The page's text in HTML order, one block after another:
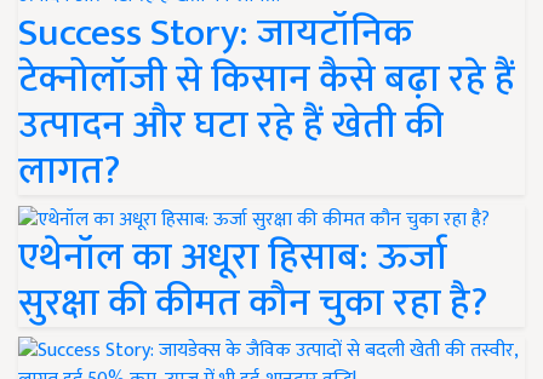
Success Story: जायटॉनिक
टेक्नोलॉजी से किसान कैसे बढ़ा रहे हैं
उत्पादन और घटा रहे हैं खेती की
लागत?
एथेनॉल का अधूरा हिसाब: ऊर्जा
सुरक्षा की कीमत कौन चुका रहा है?